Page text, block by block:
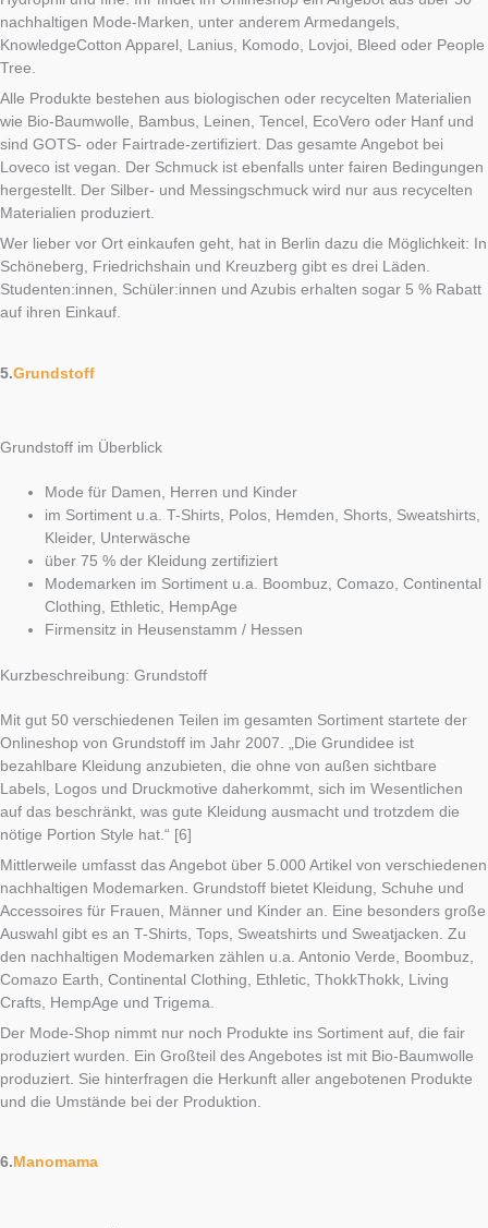
nachhaltigen Mode-Marken, unter anderem Armedangels,
KnowledgeCotton Apparel, Lanius, Komodo, Lovjoi, Bleed oder People
Tree.
Alle Produkte bestehen aus biologischen oder recycelten Materialien
wie Bio-Baumwolle, Bambus, Leinen, Tencel, EcoVero oder Hanf und
sind GOTS- oder Fairtrade-zertifiziert. Das gesamte Angebot bei
Loveco ist vegan. Der Schmuck ist ebenfalls unter fairen Bedingungen
hergestellt. Der Silber- und Messingschmuck wird nur aus recycelten
Materialien produziert.
Wer lieber vor Ort einkaufen geht, hat in Berlin dazu die Möglichkeit: In
Schöneberg, Friedrichshain und Kreuzberg gibt es drei Läden.
Studenten:innen, Schüler:innen und Azubis erhalten sogar 5 % Rabatt
auf ihren Einkauf.
5.Grundstoff
Grundstoff im Überblick
Mode für Damen, Herren und Kinder
im Sortiment u.a. T-Shirts, Polos, Hemden, Shorts, Sweatshirts,
Kleider, Unterwäsche
über 75 % der Kleidung zertifiziert
Modemarken im Sortiment u.a. Boombuz, Comazo, Continental
Clothing, Ethletic, HempAge
Firmensitz in Heusenstamm / Hessen
Kurzbeschreibung: Grundstoff
Mit gut 50 verschiedenen Teilen im gesamten Sortiment startete der
Onlineshop von Grundstoff im Jahr 2007. „Die Grundidee ist
bezahlbare Kleidung anzubieten, die ohne von außen sichtbare
Labels, Logos und Druckmotive daherkommt, sich im Wesentlichen
auf das beschränkt, was gute Kleidung ausmacht und trotzdem die
nötige Portion Style hat.“ [6]
Mittlerweile umfasst das Angebot über 5.000 Artikel von verschiedenen
nachhaltigen Modemarken. Grundstoff bietet Kleidung, Schuhe und
Accessoires für Frauen, Männer und Kinder an. Eine besonders große
Auswahl gibt es an T-Shirts, Tops, Sweatshirts und Sweatjacken. Zu
den nachhaltigen Modemarken zählen u.a. Antonio Verde, Boombuz,
Comazo Earth, Continental Clothing, Ethletic, ThokkThokk, Living
Crafts, HempAge und Trigema.
Der Mode-Shop nimmt nur noch Produkte ins Sortiment auf, die fair
produziert wurden. Ein Großteil des Angebotes ist mit Bio-Baumwolle
produziert. Sie hinterfragen die Herkunft aller angebotenen Produkte
und die Umstände bei der Produktion.
6. Manomama